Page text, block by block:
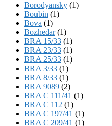
Borodyansky (1)
Boubin (1)
Bova (1)
Bozhedar(1)
BRA 15/33 (1)
BRA 23/33 (1)
BRA 25/33 (1)
BRA 3/33 (1)
BRA 8/33 (1)
BRA 9089 (2)
BRA C 111/41 (1)
BRA C 112 (1)
BRA C 197/41 (1)
BRA C 209/41 (1)